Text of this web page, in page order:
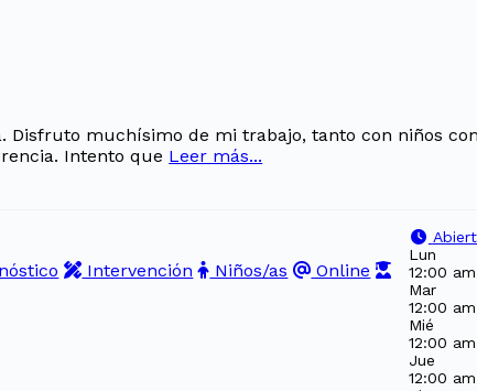
Disfruto muchísimo de mi trabajo, tanto con niños
Intento que Leer más...
Intervención Niños/as
Online
Lun
12:00
Mar
12:00
Mié
12:00
Jue
12:00